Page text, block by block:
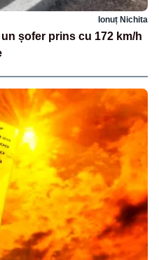
Ionuț Nichita
șofer prins cu 172 km/h